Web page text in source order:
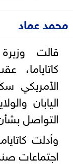
محمد عماد
قالت وزيرة
كاتاياما،
الأمريكي
اليابان
التواصل
وأدلت
اجتماعات